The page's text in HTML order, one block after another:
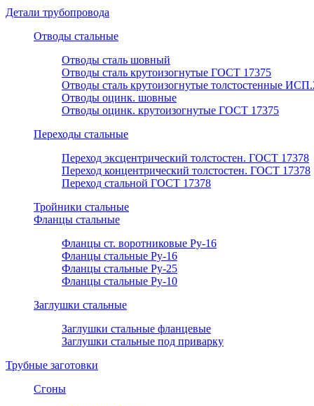
Детали трубопровода
Отводы стальные
Отводы сталь шовный
Отводы сталь крутоизогнутые ГОСТ 17375
Отводы сталь крутоизогнутые толстостенные
Отводы оцинк. шовные
Отводы оцинк. крутоизогнутые ГОСТ 17375
Переходы стальные
Переход эксцентрический толстостен. ГОСТ 17378
Переход концентрический толстостен. ГОСТ 17378
Переход стальной ГОСТ 17378
Тройники стальные
Фланцы стальные
Фланцы ст. воротниковые Ру-16
Фланцы стальные Ру-16
Фланцы стальные Ру-25
Фланцы стальные Ру-10
Заглушки стальные
Заглушки стальные фланцевые
Заглушки стальные под приварку
Трубные заготовки
Сгоны